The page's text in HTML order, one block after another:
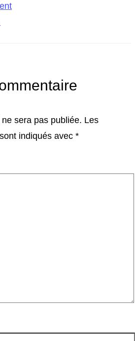
sera pas publiée. Les
indiqués avec *